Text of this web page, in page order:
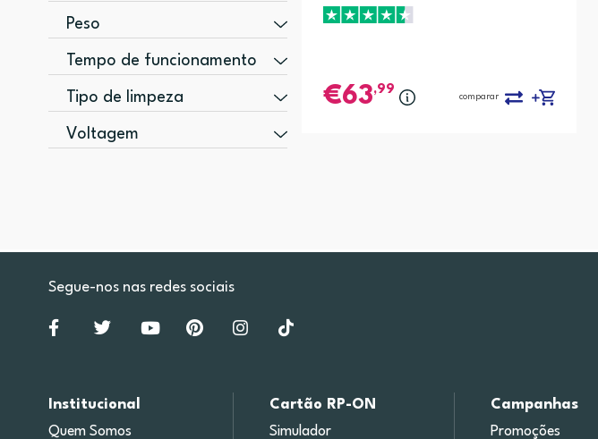
Peso
900 g (1)
Tempo de funcionamento
10 min (1)
Tipo de limpeza
Voltagem
63,99
comparar
Segue-nos nas redes sociais
Institucional
Quem Somos
Cartão RP-ON
Simulador
Campanhas
Promoções